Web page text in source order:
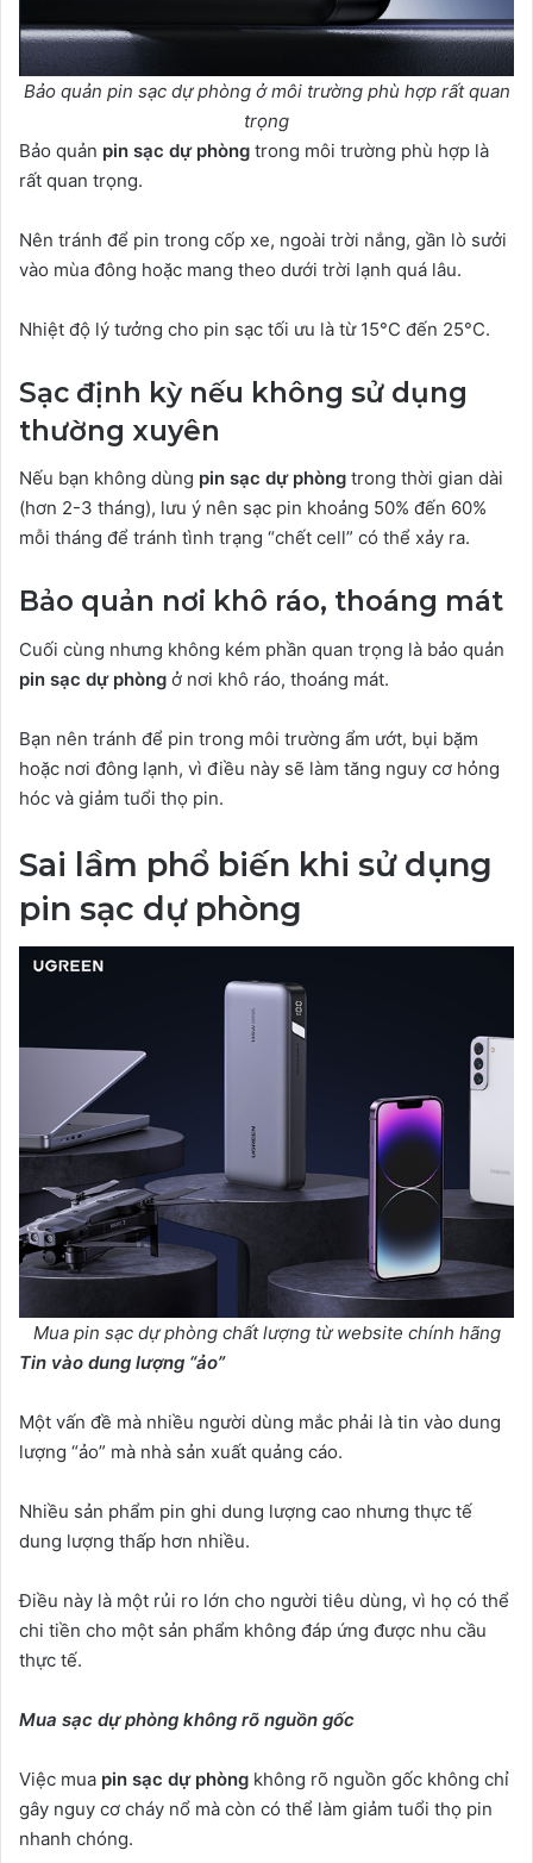
Bảo quản pin sạc dự phòng ở môi trường phù hợp rất quan
trọng
Bảo quản pin sạc dự phòng trong môi trường phù hợp là
rất quan trọng.
Nên tránh để pin trong cốp xe, ngoài trời nắng, gần lò sưởi
vào mùa đông hoặc mang theo dưới trời lạnh quá lâu.
Nhiệt độ lý tưởng cho pin sạc tối ưu là từ 15°C đến 25°C.
Sạc định kỳ nếu không sử dụng
thường xuyên
Nếu bạn không dùng pin sạc dự phòng trong thời gian dài
(hơn 2-3 tháng), lưu ý nên sạc pin khoảng 50% đến 60%
mỗi tháng để tránh tình trạng “chết cell” có thể xảy ra.
Bảo quản nơi khô ráo, thoáng mát
Cuối cùng nhưng không kém phần quan trọng là bảo quản
pin sạc dự phòng ở nơi khô ráo, thoáng mát.
Bạn nên tránh để pin trong môi trường ẩm ướt, bụi bặm
hoặc nơi đông lạnh, vì điều này sẽ làm tăng nguy cơ hỏng
hóc và giảm tuổi thọ pin.
Sai lầm phổ biến khi sử dụng
pin sạc dự phòng
Mua pin sạc dự phòng chất lượng từ website chính hãng
Tin vào dung lượng “ảo”
Một vấn đề mà nhiều người dùng mắc phải là tin vào dung
lượng “ảo” mà nhà sản xuất quảng cáo.
Nhiều sản phẩm pin ghi dung lượng cao nhưng thực tế
dung lượng thấp hơn nhiều.
Điều này là một rủi ro lớn cho người tiêu dùng, vì họ có thể
chi tiền cho một sản phẩm không đáp ứng được nhu cầu
thực tế.
Mua sạc dự phòng không rõ nguồn gốc
Việc mua pin sạc dự phòng không rõ nguồn gốc không chỉ
gây nguy cơ cháy nổ mà còn có thể làm giảm tuổi thọ pin
nhanh chóng.